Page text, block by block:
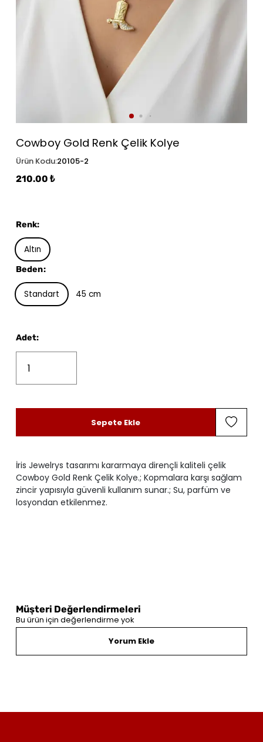
Cowboy Gold Renk Çelik Kolye
Ürün Kodu:20105-2
210.00 ₺
İris Jewelrys tasarımı kararmaya dirençli kaliteli çelik
Cowboy Gold Renk Çelik Kolye.; Kopmalara karşı sağlam
zincir yapısıyla güvenli kullanım sunar.; Su, parfüm ve
losyondan etkilenmez.
Renk:
Altın
Beden:
Standart 45 cm
Adet:
Sepete Ekle
Müşteri Değerlendirmeleri
Bu ürün için değerlendirme yok
Yorum Ekle